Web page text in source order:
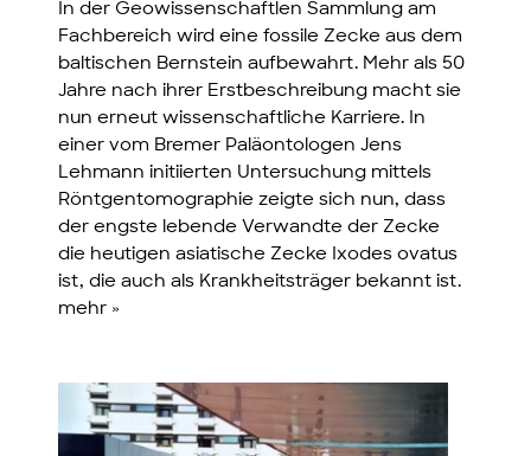
In der Geowissenschaftlen Sammlung am
Fachbereich wird eine fossile Zecke aus dem
baltischen Bernstein aufbewahrt. Mehr als 50
Jahre nach ihrer Erstbeschreibung macht sie
nun erneut wissenschaftliche Karriere. In
einer vom Bremer Paläontologen Jens
Lehmann initiierten Untersuchung mittels
Röntgentomographie zeigte sich nun, dass
der engste lebende Verwandte der Zecke
die heutigen asiatische Zecke Ixodes ovatus
ist, die auch als Krankheitsträger bekannt ist.
mehr »